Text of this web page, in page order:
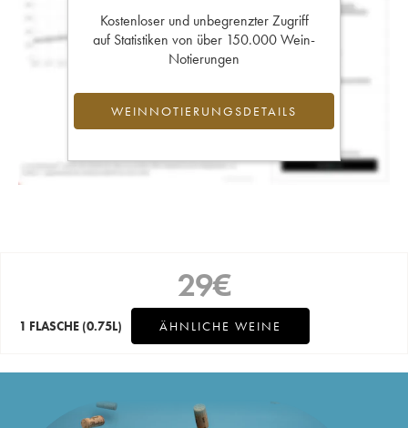
Kostenloser und unbegrenzter Zugriff
auf Statistiken von über 150.000 Wein-
Notierungen
WEINNOTIERUNGSDETAILS
29€
1 FLASCHE (0.75L) ÄHNLICHE WEINE